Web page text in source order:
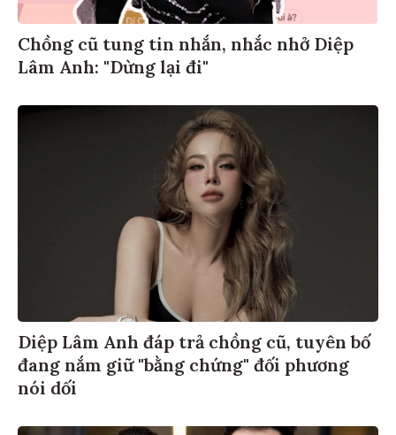
Chồng cũ tung tin nhắn, nhắc nhở Diệp
Lâm Anh: "Dừng lại đi"
Diệp Lâm Anh đáp trả chồng cũ, tuyên bố
đang nắm giữ "bằng chứng" đối phương
nói dối